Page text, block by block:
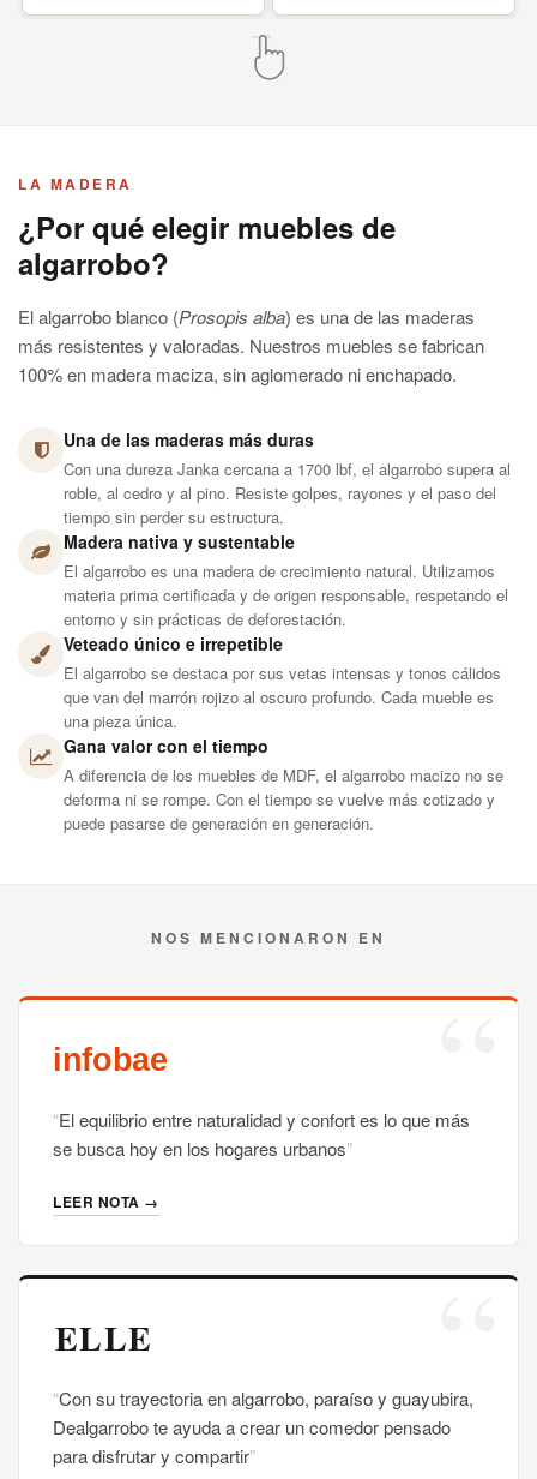
LA MADERA
¿Por qué elegir muebles de
algarrobo?
El algarrobo blanco (Prosopis alba) es una de las maderas
más resistentes y valoradas. Nuestros muebles se fabrican
100% en madera maciza, sin aglomerado ni enchapado.
Una de las maderas más duras
Con una dureza Janka cercana a 1700 lbf, el algarrobo supera al
roble, al cedro y al pino. Resiste golpes, rayones y el paso del
tiempo sin perder su estructura.
Madera nativa y sustentable
El algarrobo es una madera de crecimiento natural. Utilizamos
materia prima certificada y de origen responsable, respetando el
entorno y sin prácticas de deforestación.
Veteado único e irrepetible
El algarrobo se destaca por sus vetas intensas y tonos cálidos
que van del marrón rojizo al oscuro profundo. Cada mueble es
una pieza única.
Gana valor con el tiempo
A diferencia de los muebles de MDF, el algarrobo macizo no se
deforma ni se rompe. Con el tiempo se vuelve más cotizado y
puede pasarse de generación en generación.
NOS MENCIONARON EN
El equilibrio entre naturalidad y confort es lo que más
se busca hoy en los hogares urbanos
LEER NOTA →
Con su trayectoria en algarrobo, paraíso y guayubira,
Dealgarrobo te ayuda a crear un comedor pensado
para disfrutar y compartir